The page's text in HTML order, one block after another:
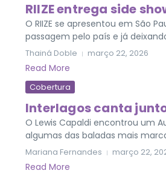
RIIZE entrega side
O RIIZE se apresentou em São
passagem pelo país e já
Thainá Doble março 22, 2026
Read More
Cobertura
Interlagos canta
O Lewis Capaldi encontrou um
algumas das baladas mais
Mariana Fernandes março 22,
Read More